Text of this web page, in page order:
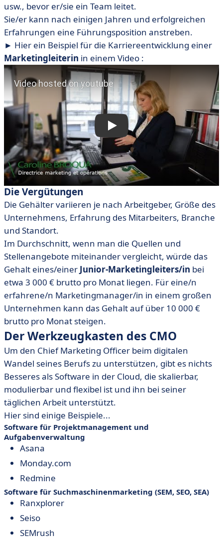
usw., bevor er/sie ein Team leitet.
Sie/er kann nach einigen Jahren und erfolgreichen
Erfahrungen eine Führungsposition anstreben.
► Hier ein Beispiel für die Karriereentwicklung einer
Marketingleiterin in einem Video :
Die Vergütungen
Die Gehälter variieren je nach Arbeitgeber, Größe des
Unternehmens, Erfahrung des Mitarbeiters, Branche
und Standort.
Im Durchschnitt, wenn man die Quellen und
Stellenangebote miteinander vergleicht, würde das
Gehalt eines/einer Junior-Marketingleiters/in bei
etwa 3 000 € brutto pro Monat liegen. Für eine/n
erfahrene/n Marketingmanager/in in einem großen
Unternehmen kann das Gehalt auf über 10 000 €
brutto pro Monat steigen.
Der Werkzeugkasten des CMO
Um den Chief Marketing Officer beim digitalen
Wandel seines Berufs zu unterstützen, gibt es nichts
Besseres als Software in der Cloud, die skalierbar,
modulierbar und flexibel ist und ihn bei seiner
täglichen Arbeit unterstützt.
Hier sind einige Beispiele...
Software für Projektmanagement und
Aufgabenverwaltung
Asana
Monday.com
Redmine
Software für Suchmaschinenmarketing (SEM, SEO, SEA)
Ranxplorer
Seiso
SEMrush